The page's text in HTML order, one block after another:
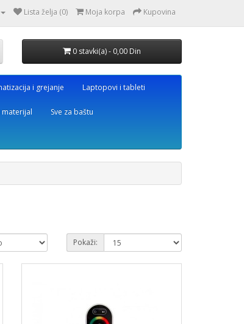
Lista želja (0) Moja korpa Kupovina
0 stavki(a) - 0,00 Din
i grejanje Laptopovi i tableti
Sve za baštu
Pokaži: